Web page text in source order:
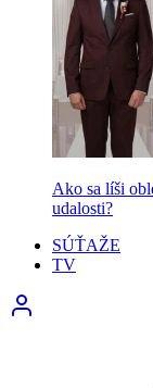
Ako sa líši
udalosti?
SÚŤAŽE
TV